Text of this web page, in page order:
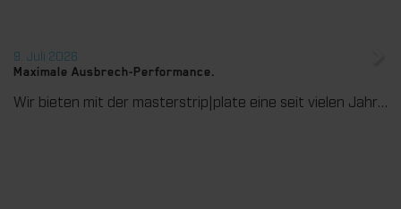
9. Juli 2026
Maximale Ausbrech-Performance.
Wir bieten mit der masterstrip|plate eine seit vielen Jahren bewährte Lösung für maximale Prozesssicherheit beim Ausbrechen. Das speziell entwickelte Ausbrechoberteil ermöglicht einen stabilen, sauberen und effizienten Ausbrechprozess auch bei anspruchsvollen Anwendungen.